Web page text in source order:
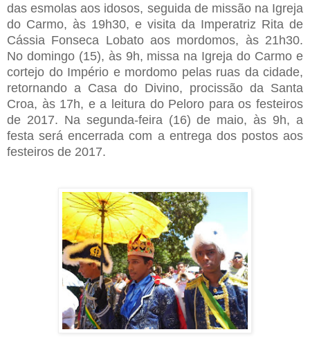
das esmolas aos idosos, seguida de missão na Igreja
do Carmo, às 19h30, e visita da Imperatriz Rita de
Cássia Fonseca Lobato aos mordomos, às 21h30.
No domingo (15), às 9h, missa na Igreja do Carmo e
cortejo do Império e mordomo pelas ruas da cidade,
retornando a Casa do Divino, procissão da Santa
Croa, às 17h, e a leitura do Peloro para os festeiros
de 2017. Na segunda-feira (16) de maio, às 9h, a
festa será encerrada com a entrega dos postos aos
festeiros de 2017.